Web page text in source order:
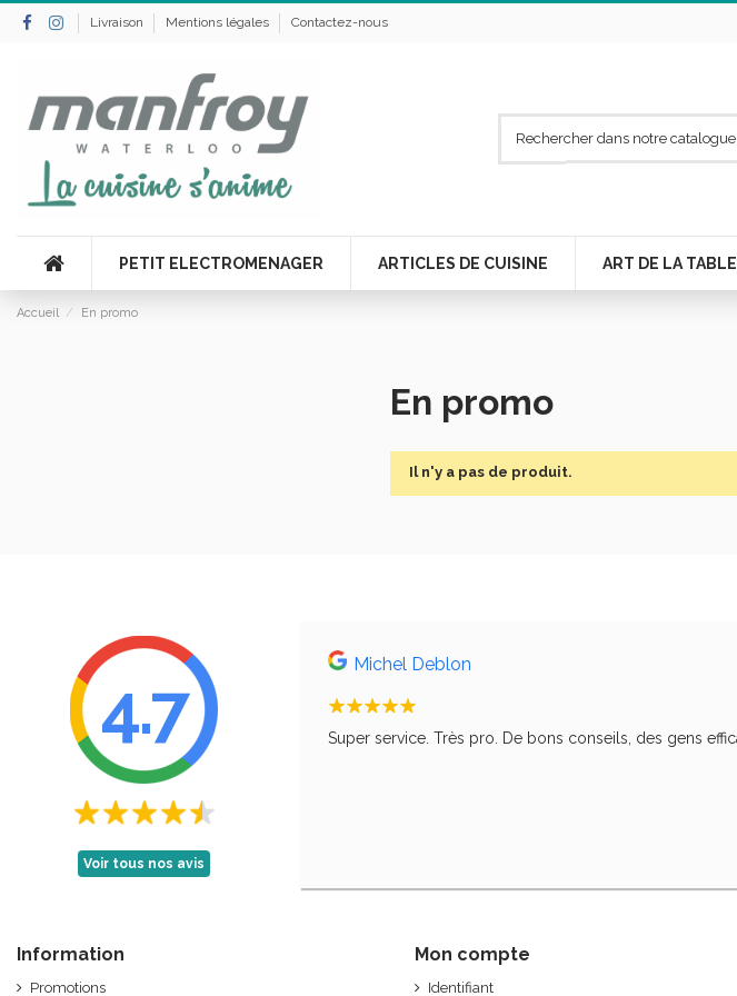
Livraison Mentions légales Contactez-nous
PETIT ELECTROMENAGER ARTICLES DE CUISINE ART DE LA TABLE
Accueil En promo
En promo
Il n'y a pas de produit.
4.7
Voir tous nos avis
le disait ma grand-mère, qu'il faut
Michel Deblon
Super service. Très pro. De bons conseils, des gens
Information
Promotions
Mon compte
Identifiant